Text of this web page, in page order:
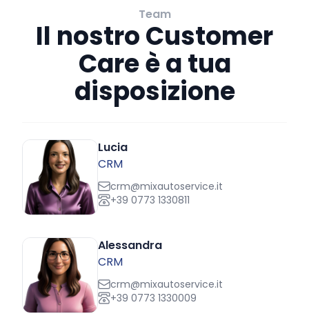
Team
Il nostro Customer
Care è a tua
disposizione
Lucia
CRM
crm@mixautoservice.it
+39 0773 1330811
Alessandra
CRM
crm@mixautoservice.it
+39 0773 1330009